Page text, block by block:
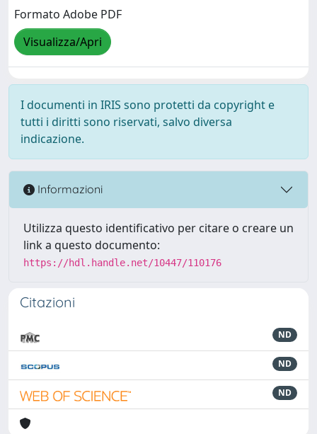
Formato Adobe PDF
Visualizza/Apri
I documenti in IRIS sono protetti da copyright e
tutti i diritti sono riservati, salvo diversa
indicazione.
Informazioni
Utilizza questo identificativo per citare o creare un
link a questo documento:
https://hdl.handle.net/10447/110176
Citazioni
ND
ND
ND